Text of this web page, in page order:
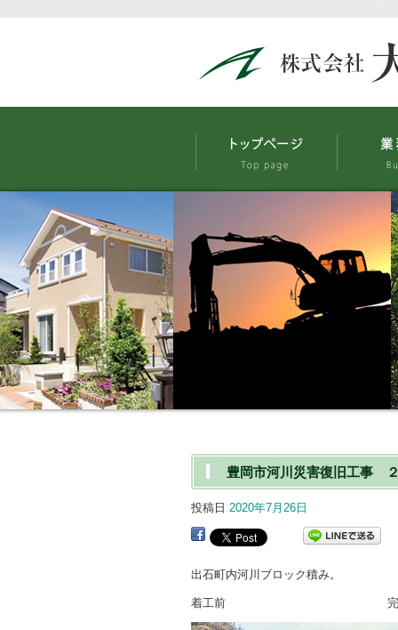
豊岡市河川災害復旧工事
投稿日 2020年7月26日
出石町内河川ブロック積み。
着工前 完